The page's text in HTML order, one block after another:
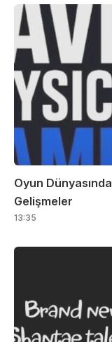
Oyun
Gelişmeler
13:35